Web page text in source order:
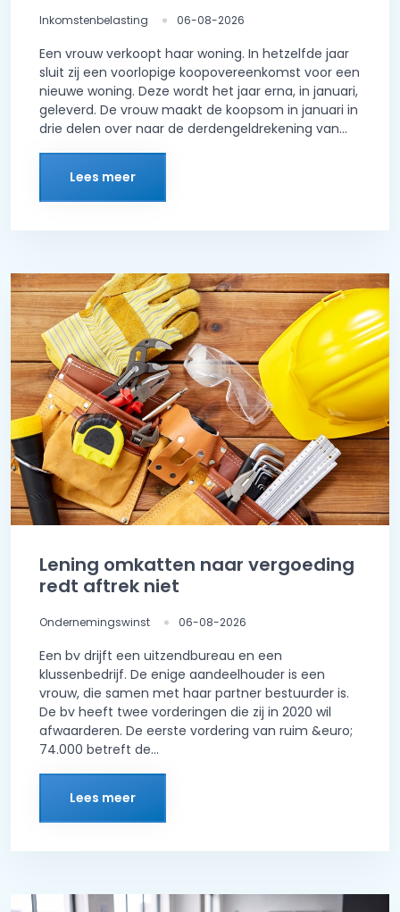
Inkomstenbelasting 06-08-2026
Een vrouw verkoopt haar woning. In hetzelfde jaar
sluit zij een voorlopige koopovereenkomst voor een
nieuwe woning. Deze wordt het jaar erna, in januari,
geleverd. De vrouw maakt de koopsom in januari in
drie delen over naar de derdengeldrekening van...
Lees meer
Lening omkatten naar vergoeding
redt aftrek niet
Ondernemingswinst 06-08-2026
Een bv drijft een uitzendbureau en een
klussenbedrijf. De enige aandeelhouder is een
vrouw, die samen met haar partner bestuurder is.
De bv heeft twee vorderingen die zij in 2020 wil
afwaarderen. De eerste vordering van ruim &euro;
74.000 betreft de...
Lees meer